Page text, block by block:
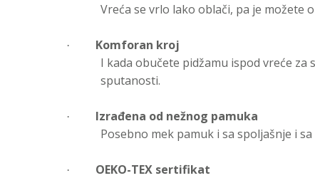
Vreća se vrlo lako oblači, pa je možete
·
Komforan kroj
I kada obučete pidžamu ispod vreće
sputanosti.
·
Izrađena od nežnog pamuka
Posebno mek pamuk i sa spoljašnje i
·
OEKO-TEX sertifikat